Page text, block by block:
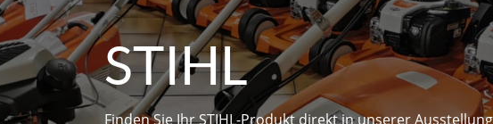
STIHL
Finden Sie Ihr STIHL-Produkt direkt in unserer Ausstellung